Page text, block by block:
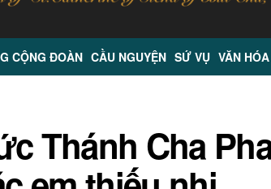
CỘNG ĐOÀN CẦU NGUYỆN SỨ VỤ VĂN HÓA
Thánh Cha